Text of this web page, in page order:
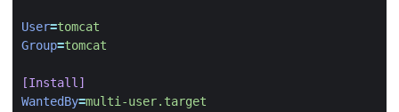
User=tomcat
Group=tomcat
[Install]
WantedBy=multi-user.target